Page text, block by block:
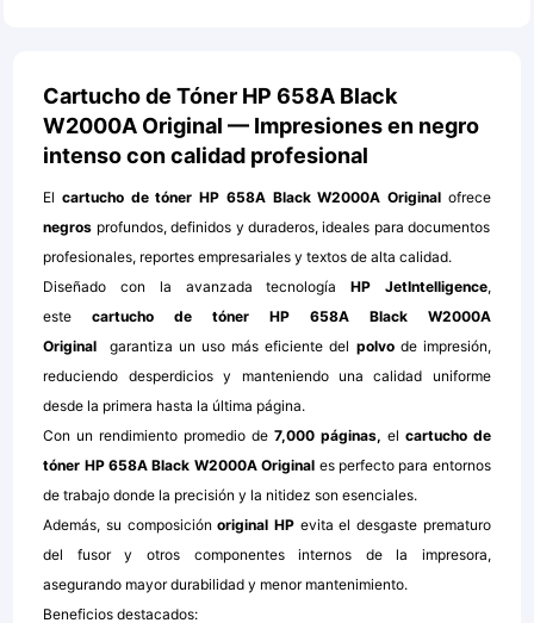
Cartucho de Tóner HP 658A Black
W2000A Original — Impresiones en negro
intenso con calidad profesional
El cartucho de tóner HP 658A Black W2000A Original ofrece
negros profundos, definidos y duraderos, ideales para documentos
profesionales, reportes empresariales y textos de alta calidad.
Diseñado con la avanzada tecnologíaHP JetIntelligence,
estecartucho de tóner HP 658A Black W2000A
Original
garantiza un uso más eficiente del polvode impresión,
reduciendo desperdicios y manteniendo una calidad uniforme
desde la primera hasta la última página.
Con un rendimiento promedio de 7,000 páginas, el cartucho de
tóner HP 658A Black W2000A Original es perfecto para entornos
de trabajo donde la precisión y la nitidez son esenciales.
Además, su composición original HP evita el desgaste prematuro
del fusor y otros componentes internos de la impresora,
asegurando mayor durabilidad y menor mantenimiento.
Beneficios destacados: